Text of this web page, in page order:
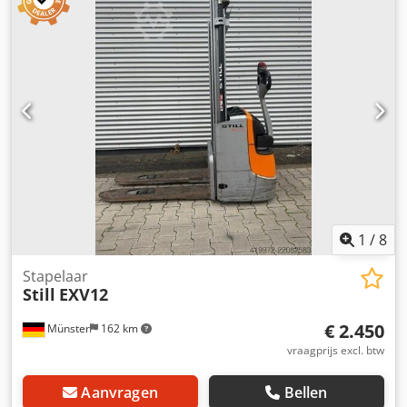
1 /8
Münster 162 km
Stapelaar
Still EXV12
€ 2.450
vraagprijs excl. btw
Aanvragen Bellen